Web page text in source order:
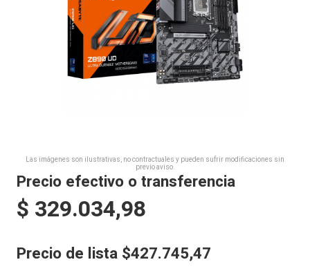
Las imágenes son ilustrativas, no contractuales y pueden sufrir modificaciones sin
previo aviso.
Precio efectivo o transferencia
$ 329.034,98
Precio de lista $427.745,47